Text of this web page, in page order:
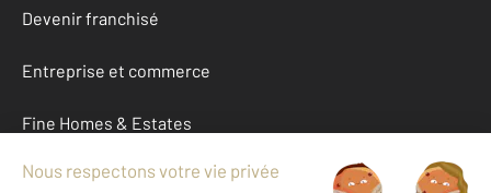
Devenir franchisé
Entreprise et commerce
Fine Homes & Estates
À propos